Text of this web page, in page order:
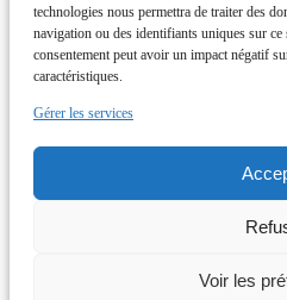
technologies nous permettra de traiter des
navigation ou des identifiants uniques sur
consentement peut avoir un impact négatif
caractéristiques.
Gérer les services
Voir les